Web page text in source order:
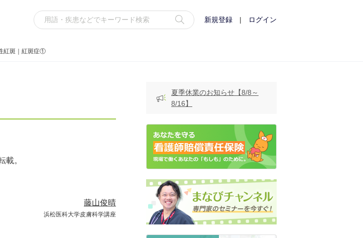
新規登録 | ログイン
紅斑｜紅斑症①
載。
藤山俊晴
浜松医科大学皮膚科学講座
夏季休業のお知らせ【8/8～
8/16】